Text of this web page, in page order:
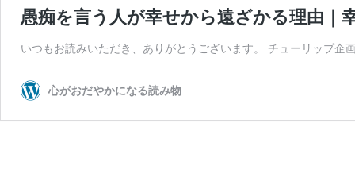
愚痴を言う人が幸せから遠ざかる理由｜
いつもお読みいただき、ありがとうございます。 チューリップ企
心がおだやかになる読み物